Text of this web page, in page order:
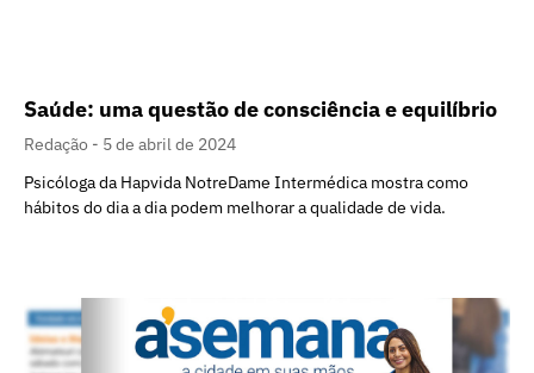
Saúde: uma questão de consciência e equilíbrio
Redação
5 de abril de 2024
Psicóloga da Hapvida NotreDame Intermédica mostra como
hábitos do dia a dia podem melhorar a qualidade de vida.